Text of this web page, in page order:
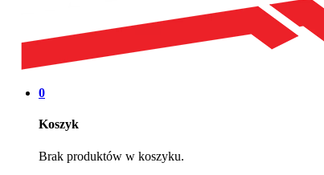
0
Koszyk
Brak produktów w koszyku.